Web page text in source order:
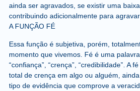
ainda ser agravados, se existir uma
contribuindo adicionalmente para
A FUNÇÃO FÉ
Essa função é subjetiva, porém,
momento que vivemos. Fé é uma
“confiança”, “crença”, “credibilidade”. A
total de crença em algo ou alguém,
tipo de evidência que comprove a